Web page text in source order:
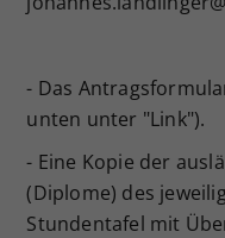
- Das
unten unter "Link").
- Eine Kopie der
(Diplome) des
Stundentafel mit